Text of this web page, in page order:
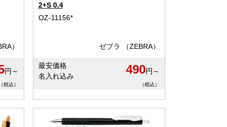
）
円～
（税込）
2+S 0.4
OZ-11156*
ゼブラ （ZEBRA）
最安価格
名入れ込み
490円～
（税込）